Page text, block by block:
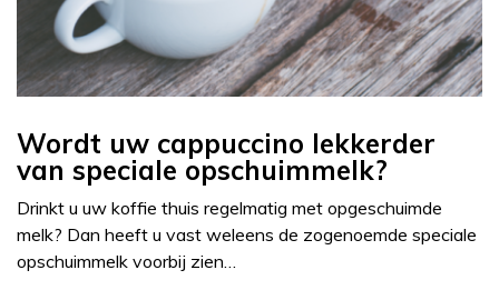
Wordt uw cappuccino lekkerder
van speciale opschuimmelk?
Drinkt u uw koffie thuis regelmatig met opgeschuimde
melk? Dan heeft u vast weleens de zogenoemde speciale
opschuimmelk voorbij zien…